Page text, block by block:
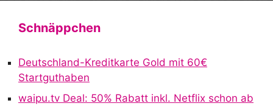
n
t
Schnäppchen
Deutschland-Kreditkarte Gold mit 60€
Startguthaben
waipu.tv Deal: 50% Rabatt inkl. Netflix schon ab